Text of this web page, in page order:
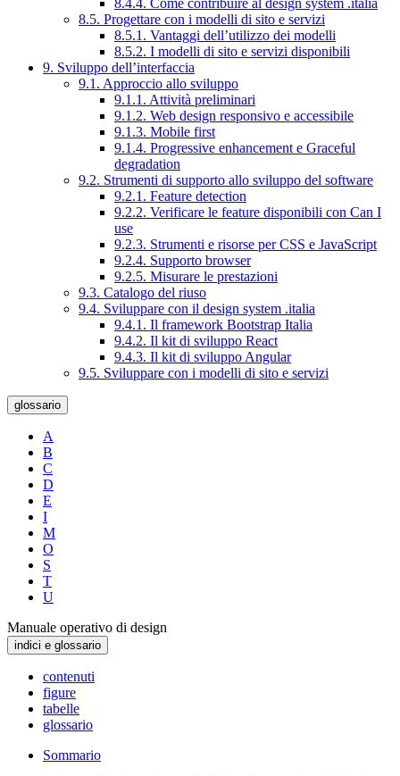
8.4.4. Come contribuire al design system .italia
8.5. Progettare con i modelli di sito e servizi
8.5.1. Vantaggi dell’utilizzo dei modelli
8.5.2. I modelli di sito e servizi disponibili
9. Sviluppo dell’interfaccia
9.1. Approccio allo sviluppo
9.1.1. Attività preliminari
9.1.2. Web design responsivo e accessibile
9.1.3. Mobile first
9.1.4. Progressive enhancement e Graceful
degradation
9.2. Strumenti di supporto allo sviluppo del software
9.2.1. Feature detection
9.2.2. Verificare le feature disponibili con Can I
use
9.2.3. Strumenti e risorse per CSS e JavaScript
9.2.4. Supporto browser
9.2.5. Misurare le prestazioni
9.3. Catalogo del riuso
9.4. Sviluppare con il design system .italia
9.4.1. Il framework Bootstrap Italia
9.4.2. Il kit di sviluppo React
9.4.3. Il kit di sviluppo Angular
9.5. Sviluppare con i modelli di sito e servizi
glossario
A
B
C
D
E
I
M
O
S
T
U
Manuale operativo di design
indici e glossario
contenuti
figure
tabelle
glossario
Sommario